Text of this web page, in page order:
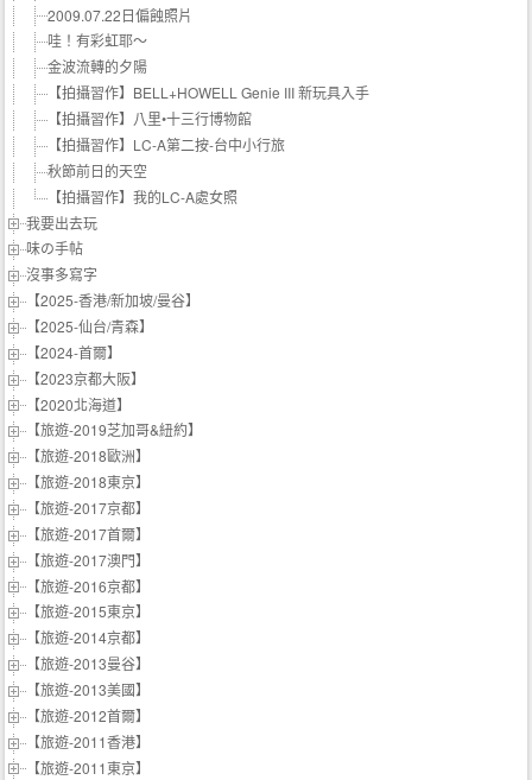
2009.07.22日偏蝕照片
哇！有彩虹耶～
金波流轉的夕陽
【拍攝習作】BELL+HOWELL Genie III 新玩具入手
【拍攝習作】八里•十三行博物館
【拍攝習作】LC-A第二按-台中小行旅
秋節前日的天空
【拍攝習作】我的LC-A處女照
我要出去玩
味の手帖‬
沒事多寫字
【2025-香港/新加坡/曼谷】
【2025-仙台/青森】
【2024-首爾】
【2023京都大阪】
【2020北海道】
【旅遊-2019芝加哥&紐約】
【旅遊-2018歐洲】
【旅遊-2018東京】
【旅遊-2017京都】
【旅遊-2017首爾】
【旅遊-2017澳門】
【旅遊-2016京都】
【旅遊-2015東京】
【旅遊-2014京都】
【旅遊-2013曼谷】
【旅遊-2013美國】
【旅遊-2012首爾】
【旅遊-2011香港】
【旅遊-2011東京】